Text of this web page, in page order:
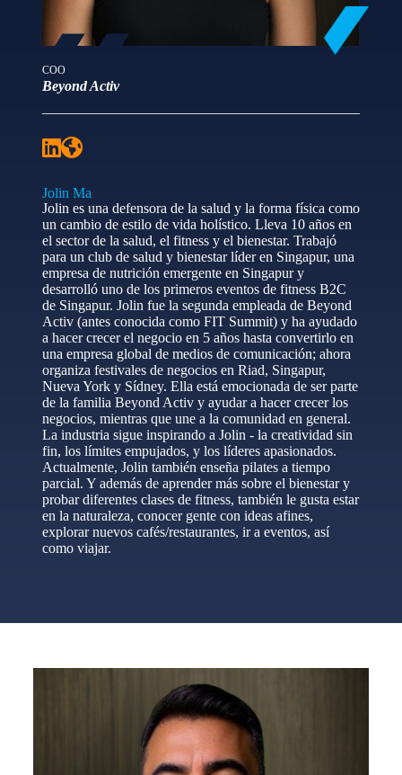
COO
Beyond Activ
Jolin Ma
Jolin es una defensora de la salud y la forma física como
un cambio de estilo de vida holístico. Lleva 10 años en
el sector de la salud, el fitness y el bienestar. Trabajó
para un club de salud y bienestar líder en Singapur, una
empresa de nutrición emergente en Singapur y
desarrolló uno de los primeros eventos de fitness B2C
de Singapur. Jolin fue la segunda empleada de Beyond
Activ (antes conocida como FIT Summit) y ha ayudado
a hacer crecer el negocio en 5 años hasta convertirlo en
una empresa global de medios de comunicación; ahora
organiza festivales de negocios en Riad, Singapur,
Nueva York y Sídney. Ella está emocionada de ser parte
de la familia Beyond Activ y ayudar a hacer crecer los
negocios, mientras que une a la comunidad en general.
La industria sigue inspirando a Jolin - la creatividad sin
fin, los límites empujados, y los líderes apasionados.
Actualmente, Jolin también enseña pilates a tiempo
parcial. Y además de aprender más sobre el bienestar y
probar diferentes clases de fitness, también le gusta estar
en la naturaleza, conocer gente con ideas afines,
explorar nuevos cafés/restaurantes, ir a eventos, así
como viajar.